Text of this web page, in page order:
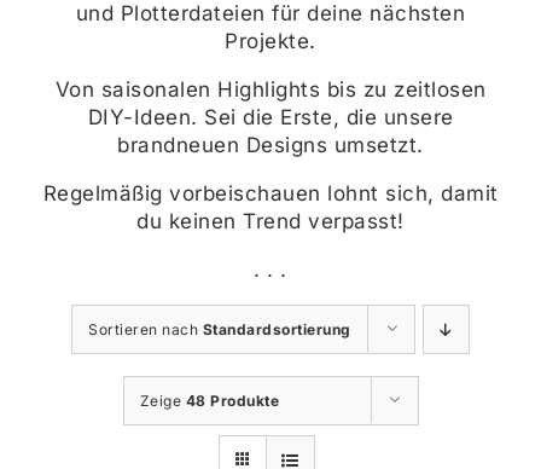
und Plotterdateien für deine nächsten
Projekte.
Von saisonalen Highlights bis zu zeitlosen
DIY-Ideen. Sei die Erste, die unsere
brandneuen Designs umsetzt.
Regelmäßig vorbeischauen lohnt sich, damit
du keinen Trend verpasst!
. . .
Sortieren nach Standardsortierung
Zeige 48 Produkte